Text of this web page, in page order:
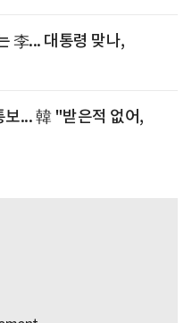
李... 대통령 맞나,
보... 韓 "받은적 없어,